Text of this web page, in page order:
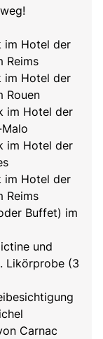
im Hotel der
Reims
im Hotel der
Rouen
im Hotel der
im Hotel der
im Hotel der
Reims
Buffet) im
und
Likörprobe (3
Carnac